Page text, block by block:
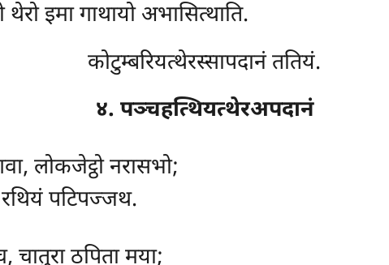
इमा गाथायो अभासित्थाति.
कोटुम्बरियत्थेरस्सापदानं ततियं.
४. पञ्चहत्थियत्थेरअपदानं
लोकजेट्ठो नरासभो;
पटिपज्जथ.
चातुरा ठपिता मया;